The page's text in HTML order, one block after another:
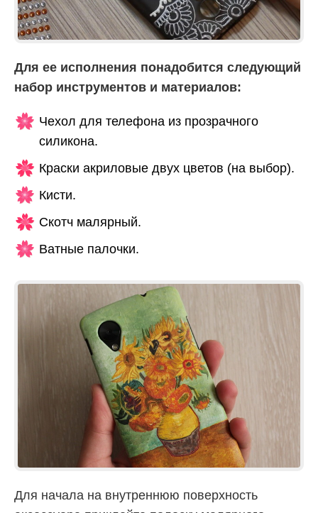
Для ее исполнения понадобится следующий
набор инструментов и материалов:
Чехол для телефона из прозрачного
силикона.
Краски акриловые двух цветов (на выбор).
Кисти.
Скотч малярный.
Ватные палочки.
Для начала на внутреннюю поверхность